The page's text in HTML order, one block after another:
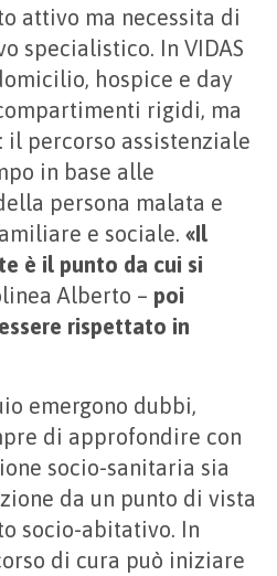
attivo ma necessita di
specialistico. In VIDAS
hospice e day
rigidi, ma
il percorso assistenziale
in base alle
persona malata e
e sociale. «Il
è il punto da cui si
Alberto – poi
rispettato in
emergono dubbi,
di approfondire con
socio-sanitaria sia
da un punto di vista
socio-abitativo. In
di cura può iniziare